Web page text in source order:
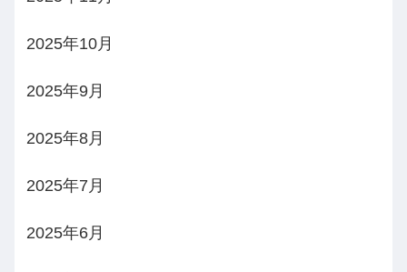
2025年10月
2025年9月
2025年8月
2025年7月
2025年6月